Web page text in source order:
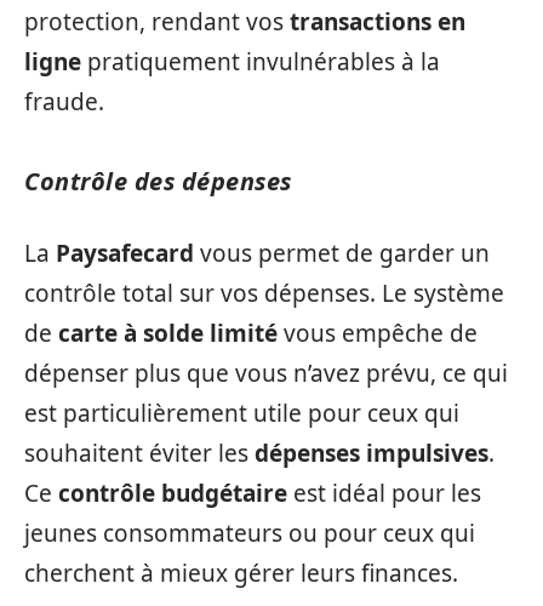
protection, rendant vostransactions en
ligne pratiquement invulnérables à la
fraude.
Contrôle des dépenses
La Paysafecard vous permet de garder un
contrôle total sur vos dépenses. Le système
de carte à solde limitévous empêche de
dépenser plus que vous n’avez prévu, ce qui
est particulièrement utile pour ceux qui
souhaitent éviter lesdépenses impulsives.
Ce contrôle budgétaire est idéal pour les
jeunes consommateurs ou pour ceux qui
cherchent à mieux gérer leurs finances.